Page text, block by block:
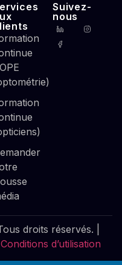
Suivez-
nous
droits réservés. |
Conditions d’utilisation